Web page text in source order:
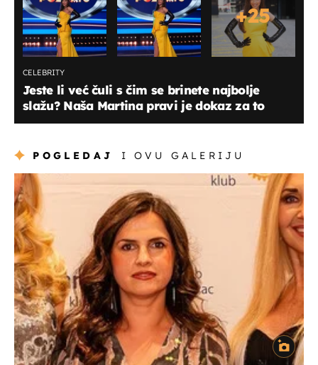
+25
CELEBRITY
Jeste li već čuli s čim se brinete najbolje
slažu? Naša Martina pravi je dokaz za to
POGLEDAJ I OVU GALERIJU